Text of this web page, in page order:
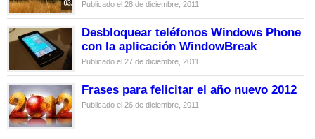
Publicado el 28 de diciembre, 2011
Desbloquear teléfonos Windows Phone
con la aplicación WindowBreak
Publicado el 27 de diciembre, 2011
Frases para felicitar el año nuevo 2012
Publicado el 26 de diciembre, 2011